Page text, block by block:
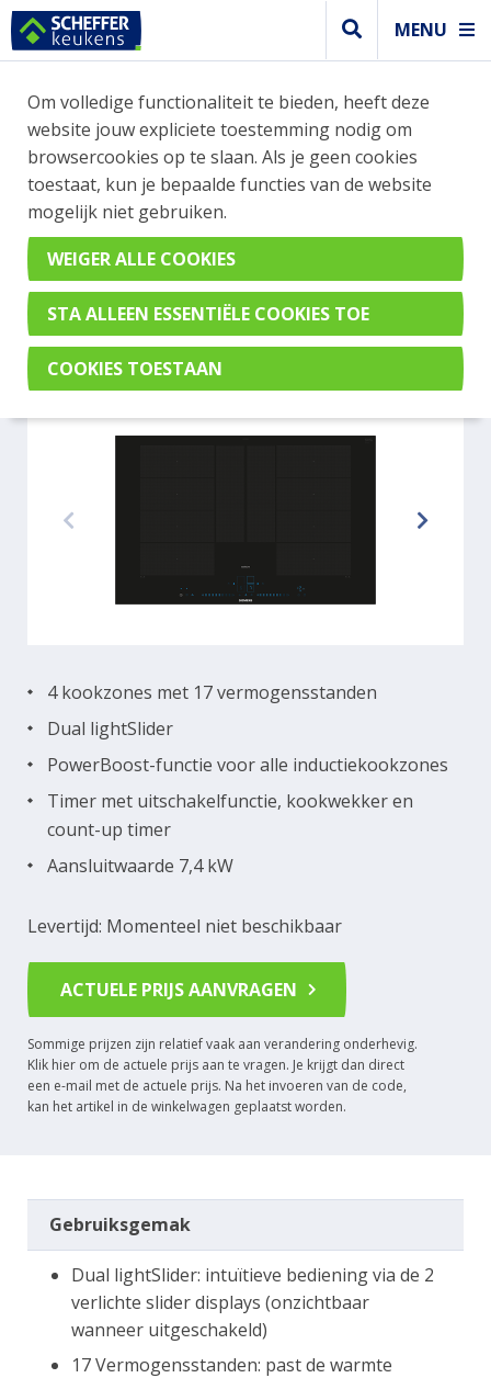
MENU
WEBSHOP BESTELLINGEN
Je kan tijdelijk geen bestelling plaatsen. Wil je je
vast oriënteren? Vergelijk eenvoudig apparaten
en merken met elkaar. Klik hier voor meer
informatie.
Kookplaat
SIEMENS EX877NYV6E
Levertijd: Momenteel niet beschikbaar
4 kookzones met 17 vermogensstanden
Dual lightSlider
PowerBoost-functie voor alle inductiekookzones
Timer met uitschakelfunctie, kookwekker en
count-up timer
Aansluitwaarde 7,4 kW
ACTUELE PRIJS AANVRAGEN
Sommige prijzen zijn relatief vaak aan verandering onderhevig.
Klik hier om de actuele prijs aan te vragen. Je krijgt dan direct
een e-mail met de actuele prijs. Na het invoeren van de code,
kan het artikel in de winkelwagen geplaatst worden.
Gebruiksgemak
Dual lightSlider: intuïtieve bediening via de 2
verlichte slider displays (onzichtbaar
wanneer uitgeschakeld)
17 Vermogensstanden: past de warmte
Om volledige functionaliteit te bieden, heeft deze
website jouw expliciete toestemming nodig om
browsercookies op te slaan. Als je geen cookies
toestaat, kun je bepaalde functies van de website
mogelijk niet gebruiken.